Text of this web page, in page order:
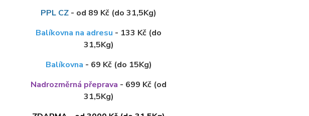
PPL CZ - od 89 Kč (do 31,5Kg)
Balíkovna na adresu - 133 Kč (do
31,5Kg)
Balíkovna - 69 Kč (do 15Kg)
Nadrozměrná přeprava - 699 Kč (od
31,5Kg)